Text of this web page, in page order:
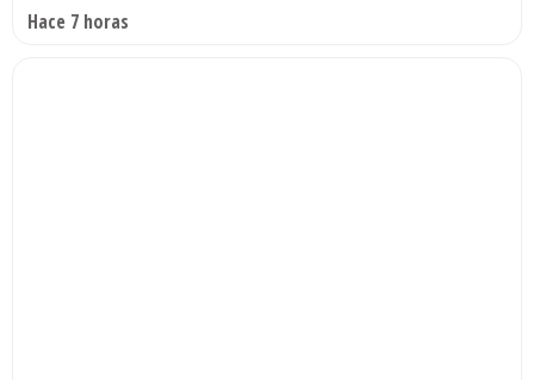
Hace 7 horas